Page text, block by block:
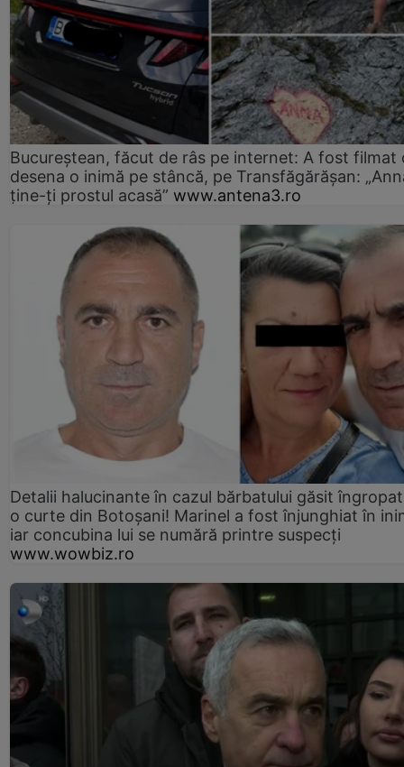
Bucureștean, făcut de râs pe internet: A fost filmat
desena o inimă pe stâncă, pe Transfăgărășan:
ține-ți prostul acasă” www.antena3.ro
Detalii halucinante în cazul bărbatului găsit
o curte din Botoșani! Marinel a fost înjunghiat în
iar concubina lui se numără printre suspecți
www.wowbiz.ro